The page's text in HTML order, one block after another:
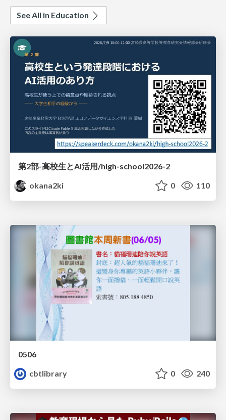
See All in Education
第2部-高校生とAI活用/high-school2026-2
okana2ki
0 110
0506
cbtlibrary
0 240